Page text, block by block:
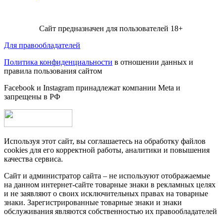
Сайт предназначен для пользователей 18+
Для правообладателей
Политика конфиденциальности в отношении данных и
правила пользования сайтом
Facebook и Instagram принадлежат компании Metа и
запрещены в РФ
Используя этот сайт, вы соглашаетесь на обработку файлов
cookies для его корректной работы, аналитики и повышения
качества сервиса.
Сайт и администратор сайта – не используют отображаемые
на данном интернет-сайте товарные знаки в рекламных целях
и не заявляют о своих исключительных правах на товарные
знаки. Зарегистрированные товарные знаки и знаки
обслуживания являются собственностью их правообладателей